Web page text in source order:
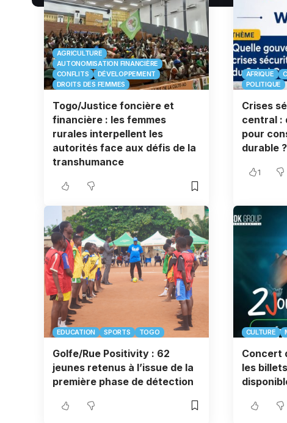
AGRICULTURE
AUTONOMISATION FINANCIÈRE
CONFLITS
DÉVELOPPEMENT
DROITS DES FEMMES
Togo/Justice foncière et
financière : les femmes
rurales interpellent les
autorités face aux défis de la
transhumance
AFRIQUE
POLITIQUE
Crises
central :
pour
durable ?
1
EDUCATION SPORTS TOGO
Golfe/Rue Positivity : 62
jeunes retenus à l’issue de la
première phase de détection
CULTURE
Concert
les